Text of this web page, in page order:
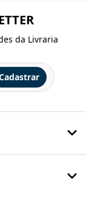
da Livraria